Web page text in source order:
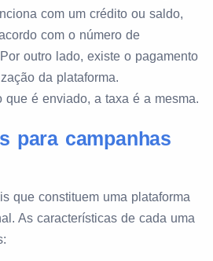
com um crédito ou saldo,
com o número de
outro lado, existe o pagamento
da plataforma.
que é enviado, a taxa é a mesma.
para campanhas
que constituem uma plataforma
As características de cada uma